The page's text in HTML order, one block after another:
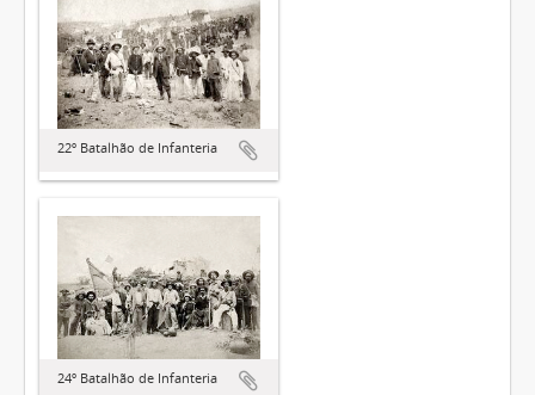
22º Batalhão de Infanteria
24º Batalhão de Infanteria